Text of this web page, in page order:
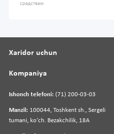
средствам
Ishonch telefoni: (71) 200-03-03
Manzil: 100044, Toshkent sh., Sergeli
tumani, koʻch. Bezakchilik, 18A
Xaridor uchun
Kompaniya